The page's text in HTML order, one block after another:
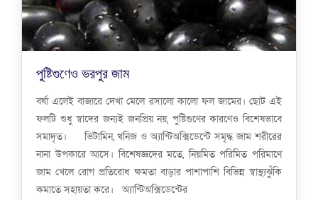
পুষ্টিগুণেও ভরপুর জাম
বর্ষা এলেই বাজারে দেখা মেলে রসালো কালো ফল জামের। ছোট এই
ফলটি শুধু স্বাদের জন্যই জনপ্রিয় নয়, পুষ্টিগুণের কারণেও বিশেষভাবে
সমাদৃত। ভিটামিন, খনিজ ও অ্যান্টিঅক্সিডেন্টে সমৃদ্ধ জাম শরীরের
নানা উপকারে আসে। বিশেষজ্ঞদের মতে, নিয়মিত পরিমিত পরিমাণে
জাম খেলে রোগ প্রতিরোধ ক্ষমতা বাড়ার পাশাপাশি বিভিন্ন স্বাস্থ্যঝুঁকি
কমাতে সহায়তা করে। অ্যান্টিঅক্সিডেন্টের